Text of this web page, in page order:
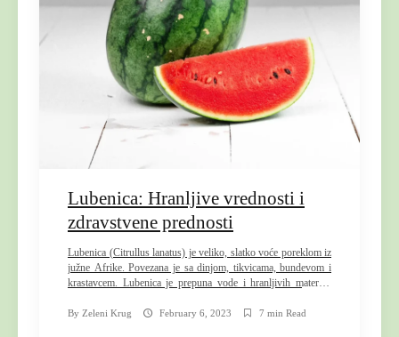
Lubenica: Hranljive vrednosti i
zdravstvene prednosti
Lubenica (Citrullus lanatus) je veliko, slatko voće poreklom iz
južne Afrike. Povezana je sa dinjom, tikvicama, bundevom i
krastavcem. Lubenica je prepuna vode i hranljivih materija,
dobar je izvor ishrane i citrulina i likopena, dva moćna biljna
By Zeleni Krug February 6, 2023 7 min Read